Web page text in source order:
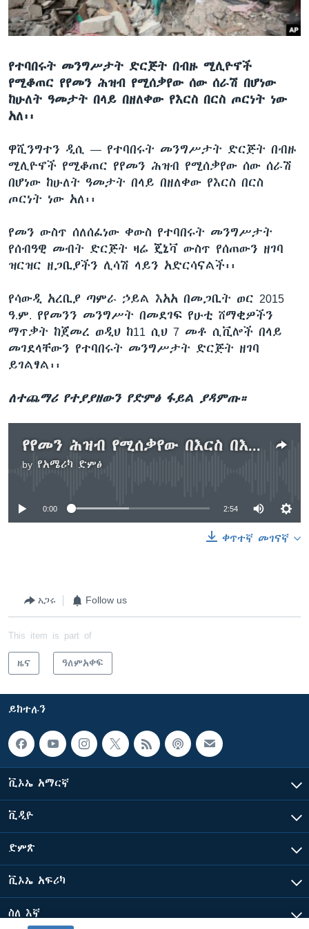
የተባበሩት መንግሥታት ድርጅት በብዙ ሚሊዮኖች
የሚቆጠር የየመን ሕዝብ የሚሰቃየው ሰው ሰራሽ በሆነው
ከሁለት ዓመታት በላይ በዘለቀው የእርስ በርስ ጦርነት ነው
አለ፡፡
ዋሺንግተን ዲሲ — የተባበሩት መንግሥታት ድርጅት በብዙ
ሚሊዮኖች የሚቆጠር የየመን ሕዝብ የሚሰቃየው ሰው ሰራሽ
በሆነው ከሁለት ዓመታት በላይ በዘለቀው የእርስ በርስ
ጦርነት ነው አለ፡፡
የመን ውስጥ ሰለሰፈነው ቀውስ የተባበሩት መንግሥታት
የሰብዓዊ መብት ድርጅት ዛሬ ጄኔቫ ውስጥ የሰጠውን ዘገባ
ዝርዝር ዘጋቢያችን ሊሳሽ ላይን አድርሳናልች፡፡
የሳውዲ አረቢያ ጣምራ ኃይል እአአ በመጋቢት ወር 2015
ዓ.ም. የየመንን መንግሥት በመደገፍ የሁቲ ሸማቂዎችን
ማጥቃት ከጀመረ ወዲህ ከ11 ሲህ 7 መቶ ሲቪሎች በላይ
መገደላቸውን የተባበሩት መንግሥታት ድርጅት ዘገባ
ይገልፃል፡፡
ለተጨማሪ የተያያዘውን የድምፅ ፋይል ያዳምጡ።
የየመን ሕዝብ የሚሰቃየው በእርስ በእርስ ጦርነት ነው
by የአሜሪካ ድምፅ
No media source currently available
0:00 2:54
ቀጥተኛ መገናኛ
አጋሩ Follow us
This item is part of
ዜና ዓለምአቀፍ
ይከተሉን
ቪኦኤ አማርኛ
ቪዲዮ
ድምጽ
ቪኦኤ አፍሪካ
ስለ እኛ